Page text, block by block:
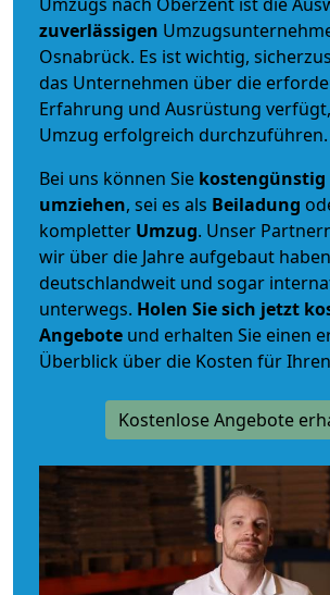
zuverlässigen
Osnabrück. Es ist wichtig,
das Unternehmen über die
Erfahrung und Ausrüstung
Umzug erfolgreich durchzuführen.
Bei uns können Sie kostengünstig
umziehen, sei es als Beiladung
kompletter Umzug. Unser
wir über die Jahre aufgebaut
deutschlandweit und sogar
unterwegs. Holen Sie sich jetzt
Angebote und erhalten Sie einen
Überblick über die Kosten für
Kostenlose Angebote